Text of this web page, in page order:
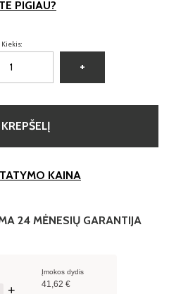
PIGIAU?
Kiekis:
+
KAINA
24 MĖNESIŲ GARANTIJA